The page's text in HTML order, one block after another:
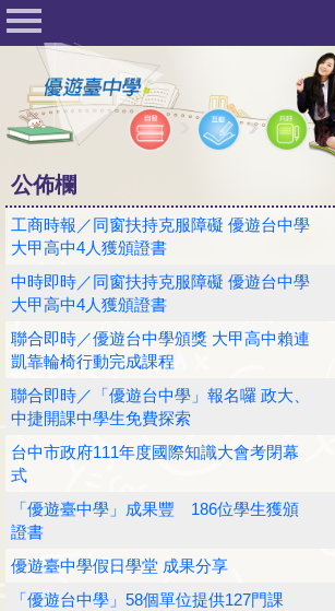
首頁
公佈欄
開課公告
學生登入
管理者登入
公佈欄
工商時報／同窗扶持克服障礙 優遊台中學
大甲高中4人獲頒證書
中時即時／同窗扶持克服障礙 優遊台中學
大甲高中4人獲頒證書
聯合即時／優遊台中學頒獎 大甲高中賴連
凱靠輪椅行動完成課程
聯合即時／「優遊台中學」報名囉 政大、
中捷開課中學生免費探索
台中市政府111年度國際知識大會考閉幕
式
「優遊臺中學」成果豐 186位學生獲頒
證書
優遊臺中學假日學堂 成果分享
「優遊台中學」58個單位提供127門課